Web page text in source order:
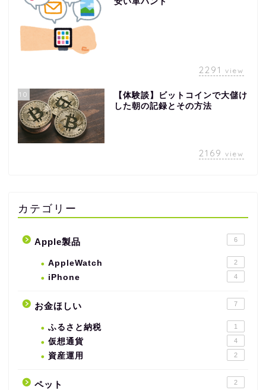
2291 view
10
【体験談】ビットコインで大儲け
した朝の記録とその方法
2169 view
カテゴリー
Apple製品 6
AppleWatch 2
iPhone 4
お金ほしい 7
ふるさと納税 1
仮想通貨 4
資産運用 2
ペット 2